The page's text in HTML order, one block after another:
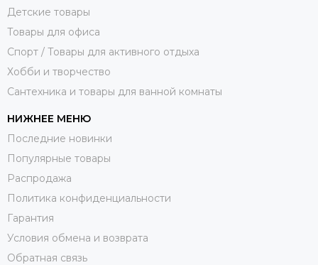
Детские товары
Товары для офиса
Спорт / Товары для активного отдыха
Хобби и творчество
Сантехника и товары для ванной комнаты
НИЖНЕЕ МЕНЮ
Последние новинки
Популярные товары
Распродажа
Политика конфиденциальности
Гарантия
Условия обмена и возврата
Обратная связь